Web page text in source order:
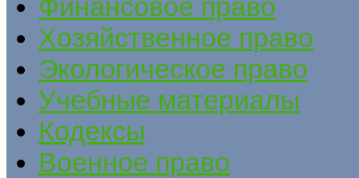
Финансовое право
Хозяйственное право
Экологическое право
Учебные материалы
Кодексы
Военное право